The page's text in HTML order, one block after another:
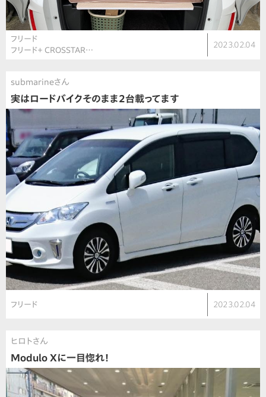
フリード
フリード＋ CROSSTAR…
2023.02.04
submarineさん
実はロードバイクそのまま2台載ってます
フリード 2023.02.04
ヒロトさん
Modulo Xに一目惚れ！